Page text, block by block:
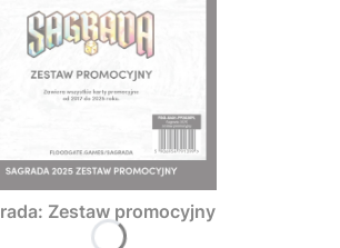
Zestaw promocyjny